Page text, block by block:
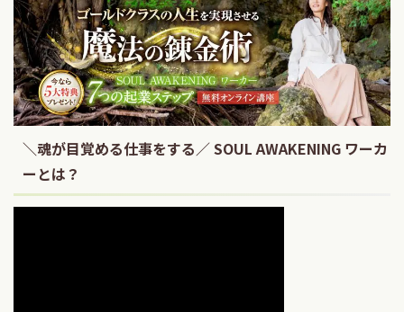
＼魂が目覚める仕事をする／ SOUL AWAKENING ワーカ
ーとは？